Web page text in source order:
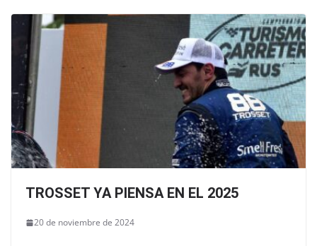
TROSSET YA PIENSA EN EL 2025
20 de noviembre de 2024